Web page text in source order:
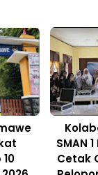
SMAN
Cetak